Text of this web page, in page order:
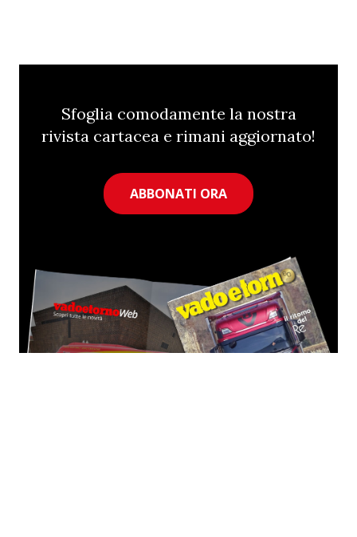
Sfoglia comodamente la nostra
rivista cartacea e rimani aggiornato!
ABBONATI ORA